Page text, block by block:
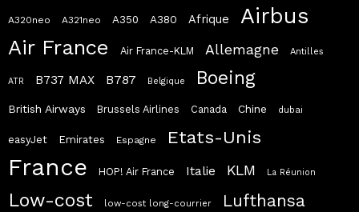
A320neo A321neo A350 A380 Afrique Airbus
Air France Air France-KLM Allemagne Antilles
ATR B737 MAX B787 Belgique Boeing
British Airways Brussels Airlines Canada Chine dubai
easyJet Emirates Espagne Etats-Unis
France HOP! Air France Italie KLM La Réunion
Low-cost low-cost long-courrier Lufthansa